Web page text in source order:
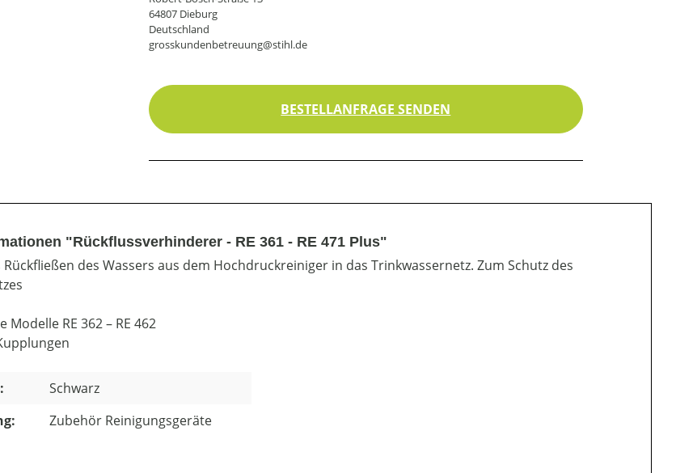
64807 Dieburg
Deutschland
grosskundenbetreuung@stihl.de
BESTELLANFRAGE SENDEN
"Rückflussverhinderer - RE 361 - RE 471 Plus"
des Wassers aus dem Hochdruckreiniger in das Trinkwassernetz. Zum Schutz des
Modelle RE 362 – RE 462
Schwarz
Zubehör Reinigungsgeräte